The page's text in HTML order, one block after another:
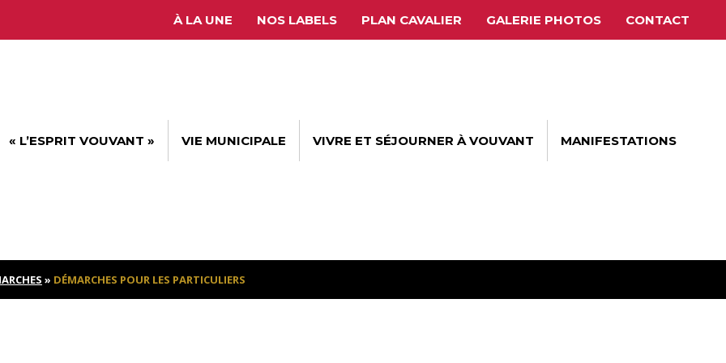
À LA UNE NOS LABELS PLAN CAVALIER GALERIE PHOTOS CONTACT
« L’ESPRIT VOUVANT » VIE MUNICIPALE VIVRE ET SÉJOURNER À VOUVANT MANIFESTATIONS
» DÉMARCHES POUR LES PARTICULIERS